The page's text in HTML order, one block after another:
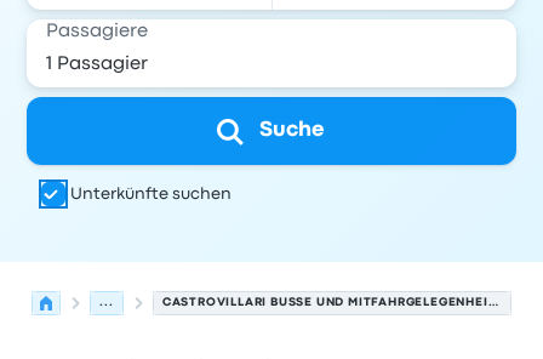
Passagiere
Suche
Unterkünfte suchen
... CASTROVILLARI BUSSE UND MITFAHRGELEGENHEITEN.